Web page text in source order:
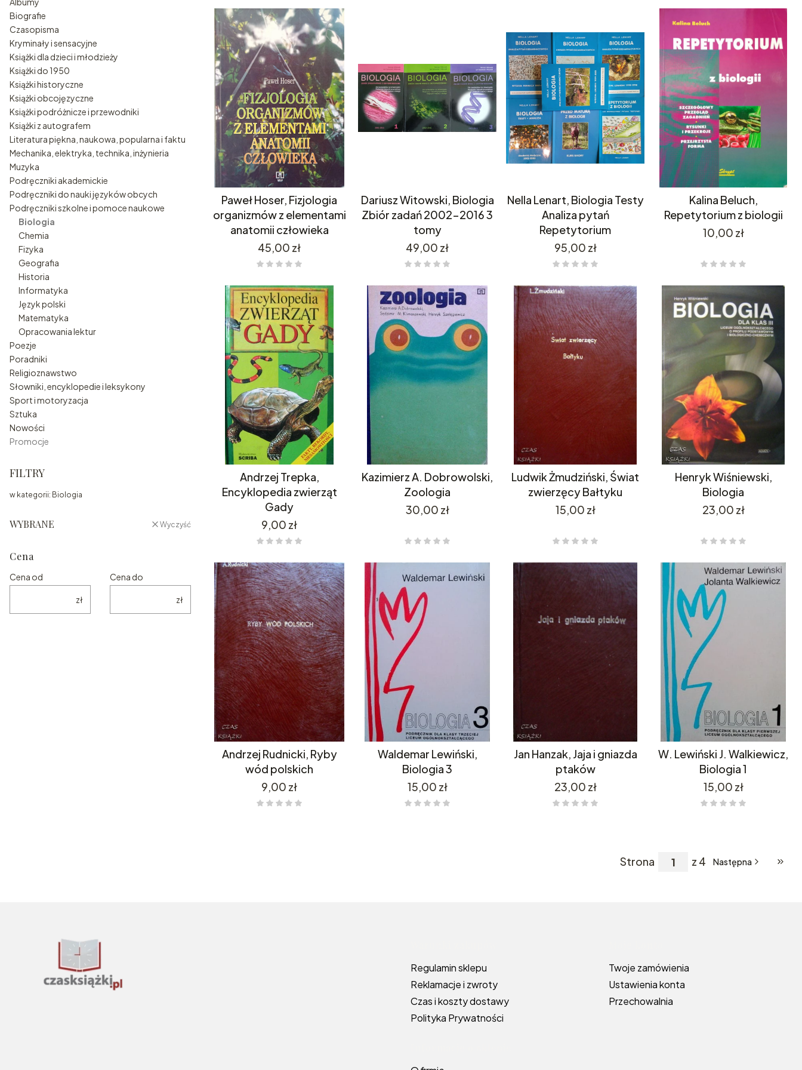
Biografie
Czasopisma
Kryminały i sensacyjne
Książki dla dzieci i młodzieży
Książki do 1950
Książki historyczne
Książki obcojęzyczne
Książki podróżnicze i przewodniki
Książki z autografem
Literatura piękna, naukowa, popularna i faktu
Mechanika, elektryka, technika, inżynieria
Muzyka
Podręczniki akademickie
Podręczniki do nauki języków obcych
Podręczniki szkolne i pomoce naukowe
Biologia
Chemia
Fizyka
Geografia
Historia
Informatyka
Język polski
Matematyka
Opracowania lektur
Poezje
Poradniki
Religioznawstwo
Słowniki, encyklopedie i leksykony
Sport i motoryzacja
Sztuka
Nowości
Promocje
FILTRY
w kategorii: Biologia
WYBRANE Wyczyść
Cena
Cena od
zł
Cena do
zł
Paweł Hoser, Fizjologia
organizmów z elementami
anatomii człowieka
Cena
45,00 zł
Dariusz Witowski, Biologia
Zbiór zadań 2002-2016 3
tomy
Cena
49,00 zł
Nella Lenart, Biologia Testy
Analiza pytań
Repetytorium
Cena
95,00 zł
Kalina Beluch,
Repetytorium z biologii
Cena
10,00 zł
Andrzej Trepka,
Encyklopedia zwierząt
Gady
Cena
9,00 zł
Kazimierz A. Dobrowolski,
Zoologia
Cena
30,00 zł
Ludwik Żmudziński, Świat
zwierzęcy Bałtyku
Cena
15,00 zł
Henryk Wiśniewski,
Biologia
Cena
23,00 zł
Andrzej Rudnicki, Ryby
wód polskich
Cena
9,00 zł
Waldemar Lewiński,
Biologia 3
Cena
15,00 zł
Jan Hanzak, Jaja i gniazda
ptaków
Cena
23,00 zł
W. Lewiński J. Walkiewicz,
Biologia 1
Cena
15,00 zł
Strona z 4 Następna
Linki w stopce
Regulamin sklepu
Reklamacje i zwroty
Czas i koszty dostawy
Polityka Prywatności
Twoje zamówienia
Ustawienia konta
Przechowalnia